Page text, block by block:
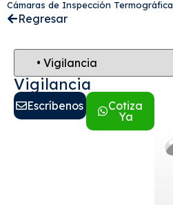
Cámaras de Inspección Termográfica
Regresar
Vigilancia
Escríbenos
Cotiza
Ya